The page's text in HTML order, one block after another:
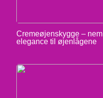
Cremeøjenskygge – nem
elegance til øjenlågene